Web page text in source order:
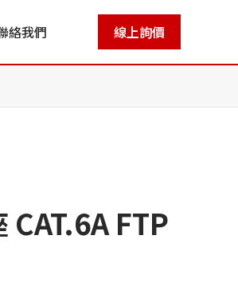
絡我們 線上詢價
FTP